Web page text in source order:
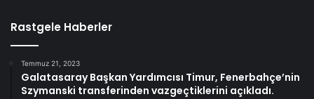
Rastgele Haberler
Temmuz 21, 2023
Galatasaray Başkan Yardımcısı Timur, Fenerbahçe’nin
Szymanski transferinden vazgeçtiklerini açıkladı.